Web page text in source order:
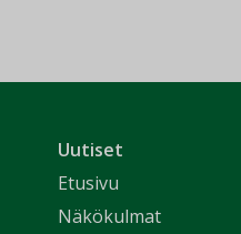
Uutiset
Etusivu
Näkökulmat